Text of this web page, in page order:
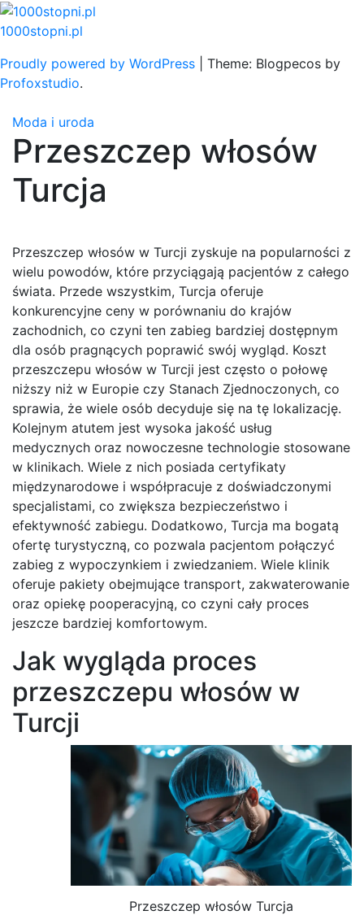
Skip
to
1000stopni.pl
Proudly powered by WordPress
Theme: Blogpecos by
Profoxstudio.
Moda i uroda
Przeszczep włosów
Turcja
Przeszczep włosów w Turcji zyskuje na popularności z
wielu powodów, które przyciągają pacjentów z całego
świata. Przede wszystkim, Turcja oferuje
konkurencyjne ceny w porównaniu do krajów
zachodnich, co czyni ten zabieg bardziej dostępnym
dla osób pragnących poprawić swój wygląd. Koszt
przeszczepu włosów w Turcji jest często o połowę
niższy niż w Europie czy Stanach Zjednoczonych, co
sprawia, że wiele osób decyduje się na tę lokalizację.
Kolejnym atutem jest wysoka jakość usług
medycznych oraz nowoczesne technologie stosowane
w klinikach. Wiele z nich posiada certyfikaty
międzynarodowe i współpracuje z doświadczonymi
specjalistami, co zwiększa bezpieczeństwo i
efektywność zabiegu. Dodatkowo, Turcja ma bogatą
ofertę turystyczną, co pozwala pacjentom połączyć
zabieg z wypoczynkiem i zwiedzaniem. Wiele klinik
oferuje pakiety obejmujące transport, zakwaterowanie
oraz opiekę pooperacyjną, co czyni cały proces
jeszcze bardziej komfortowym.
Jak wygląda proces
przeszczepu włosów w
Turcji
Przeszczep włosów Turcja